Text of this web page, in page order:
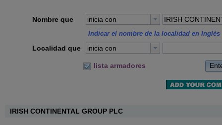
Nombre que inicia con
Indicar el nombre de la localidad en Inglés
Localidad que inicia con
lista armadores
IRISH CONTINENTAL GROUP PLC